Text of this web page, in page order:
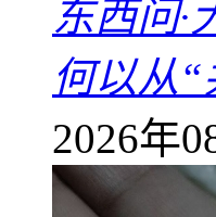
东西问
何以从
2026年